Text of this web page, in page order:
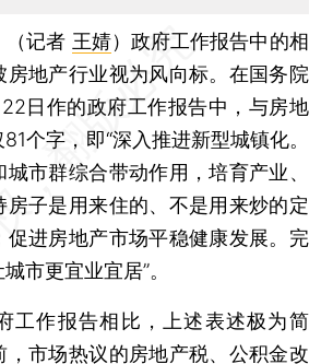
（记者 王婧） 政府工作报告中的相
房地产行业视为风向标。在国务院
日作的政府工作报告中，与房地
个字，即“深入推进新型城镇化。
市群综合带动作用，培育产业、
房子是用来住的、不是用来炒的定
促进房地产市场平稳健康发展。完
市更宜业宜居”。
作报告相比，上述表述极为简
，市场热议的房地产税、公积金改